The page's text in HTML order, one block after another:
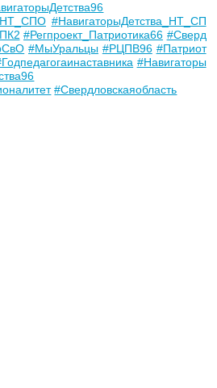
#НавигаторыДетства_НТ_СП
#Регпроект_Патриотика66 #Сверд
#МыУральцы #РЦПВ96 #Патриот
#Навигаторы
#Свердловскаяобласть